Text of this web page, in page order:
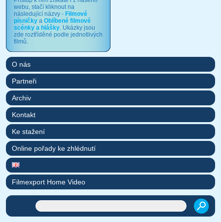
webu, stačí kliknout na
následující názvy - Filmové
písničky a Oblíbené filmové
scénky a hlášky. Ukázky jsou
zde roztříděné podle jednotlivých
filmů.
O nás
Partneři
Archiv
Kontakt
Ke stažení
Online pořady ke zhlédnutí
Filmexport Home Video